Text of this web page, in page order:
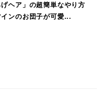
ヘア」の超簡単なやり方
ンのお団子が可愛...